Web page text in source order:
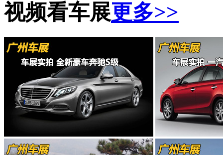
视频看车展更多>>